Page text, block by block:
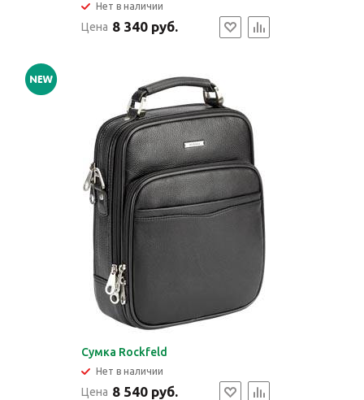
Нет в наличии
Цена 8 340 руб.
Сумка Rockfeld
Нет в наличии
Цена 8 540 руб.